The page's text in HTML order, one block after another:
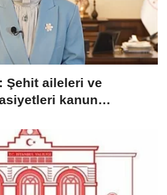
Şehit aileleri ve
kanun